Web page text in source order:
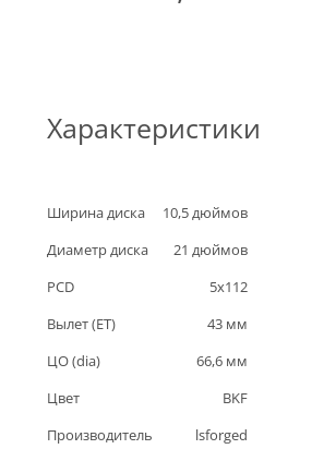
Характеристики
Ширина диска 10,5дюймов
Диаметр диска
21 дюймов
PCD
5x112
Вылет (ET)
43 мм
ЦО (dia)
66,6 мм
Цвет
BKF
Производитель
lsforged